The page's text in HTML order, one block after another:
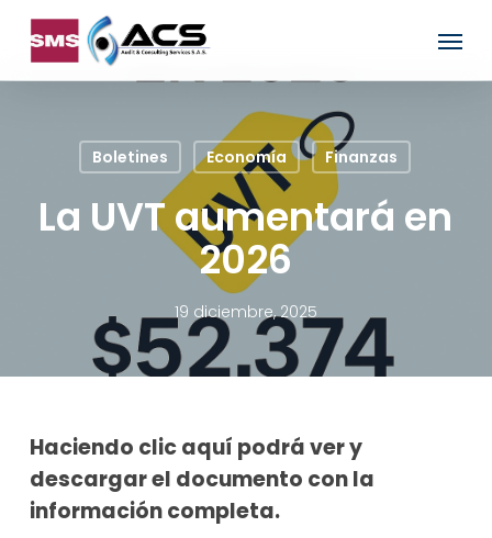
main
content
Menu
Boletines Economía Finanzas
La UVT aumentará en
2026
19 diciembre, 2025
Haciendo clic aquí podrá ver y
descargar el documento con la
información completa.